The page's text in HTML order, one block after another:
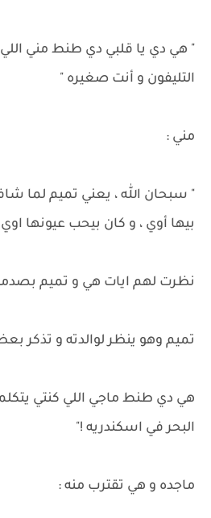
" هي دي يا قلبي دي طنط مني اللي
التليفون و أنت صغيره "
مني :
" سبحان الله ، يعني تميم لما
بيها أوي ، و كان بيحب عيونها
نظرت لهم ايات هي و تميم
تميم وهو ينظر لوالدته و تذكر
هي دي طنط ماجي اللي كنتي
البحر في اسكندريه !"
ماجده و هي تقترب منه :